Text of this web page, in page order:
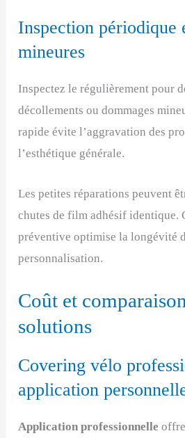
Inspection périodique
mineures
Inspectez le régulièrement pour
décollements ou dommages
rapide évite l’aggravation des
l’esthétique générale.
Les petites réparations peuvent
chutes de film adhésif identique.
préventive optimise la longévité
personnalisation.
Coût et
solutions
Covering vélo
application
Application professionnelle